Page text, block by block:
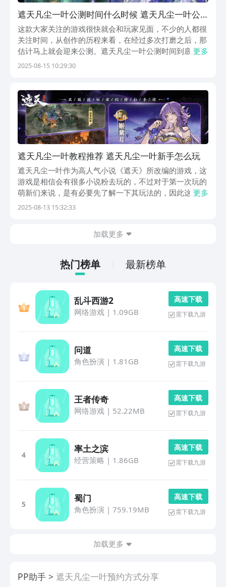
遮天凡尘一叶公测时间什么时候 遮天凡尘一叶公
测时间推荐
这款大家关注的游戏很快就会和玩家见面，不少的人都很
关注时间，从创作的历程来看，在经过多次打磨之后，那
估计马上就会迎来公测。遮天凡尘一叶公测时间到底是什
么时候呢？这就是今天所要为大家分享的内容，感兴趣的
凡...
更多
2025-08-15 10:29:30
遮天凡尘一叶教程推荐 遮天凡尘一叶新手怎么玩
遮天凡尘一叶作为高人气小说《遮天》所改编的游戏，这
游戏是相信会有很多小说粉去玩的，不过对于第一次玩的
萌新们来说，是有必要先了解一下其玩法的，因此这里就
给到大家一份遮天凡尘一叶攻略，这样才好去上手这新
更多
2025-08-13 15:32:33
加载更多
热门榜单 最新榜单
乱斗西游2
网络游戏| 1.09GB
高 速 下 载
需下载九游
问道
角色扮演 | 1.81GB
高 速 下 载
需下载九游
王者传奇
网络游戏| 52.22MB
高 速 下 载
需下载九游
4
率土之滨
经营策略 | 1.86GB
高 速 下 载
需下载九游
5
蜀门
角色扮演 | 759.19MB
高 速 下 载
需下载九游
加载更多
PP助手 遮天凡尘一叶预约方式分享